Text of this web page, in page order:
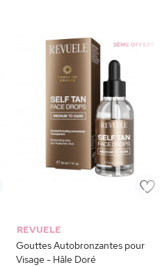
REVUELE
Gouttes Autobronzantes pour
Visage - Hâle Doré